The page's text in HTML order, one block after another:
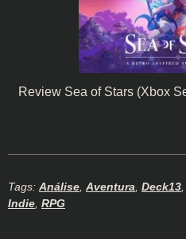
Review Sea of Stars (Xbox
Tags: Análise, Aventura, Deck13,
Indie, RPG